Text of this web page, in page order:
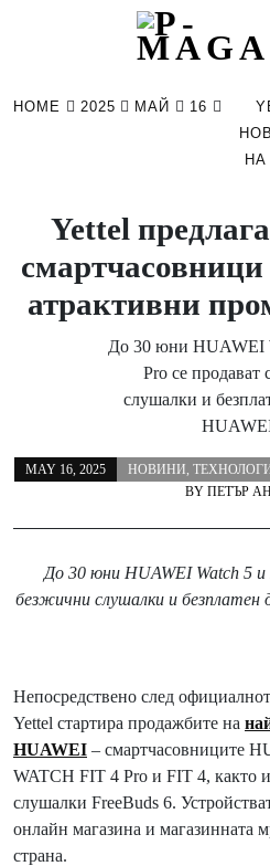
HOME 2025 МАЙ 16
НА
Yettel
атрактивни
До 30 юни HUAWEI
Pro се продават
слушалки и
MAY 16, 2025 НОВИНИ,
BY ПЕТЪР
До 30 юни HUAWEI Watch 5
безжични слушалки и
Непосредствено след
Yettel стартира продажбите на
HUAWEI – смартчасовниците
WATCH FIT 4 Pro и FIT 4, както
слушалки FreeBuds 6.
онлайн магазина и магазинната
страна.